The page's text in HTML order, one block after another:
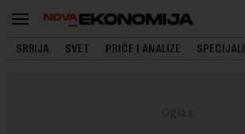
SRBIJA SVET PRIČE I ANALIZE SPECIJALI